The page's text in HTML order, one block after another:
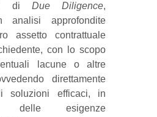
di Due Diligence,
analisi approfondite
assetto contrattuale
con lo scopo
lacune o altre
direttamente
soluzioni efficaci, in
delle esigenze